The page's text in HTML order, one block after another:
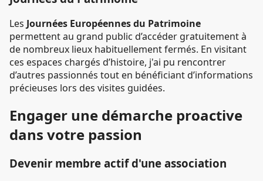
Les Journées Européennes du Patrimoine
permettent au grand public d’accéder gratuitement à
de nombreux lieux habituellement fermés. En visitant
ces espaces chargés d’histoire, j'ai pu rencontrer
d’autres passionnés tout en bénéficiant d’informations
précieuses lors des visites guidées.
Engager une démarche proactive
dans votre passion
Devenir membre actif d'une association